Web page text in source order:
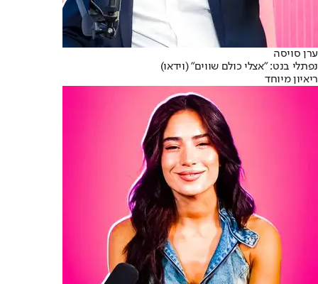
ערן סויסה
נפתלי בנט: "אצלי כולם שווים" (וידאו)
ריאיון מיוחד